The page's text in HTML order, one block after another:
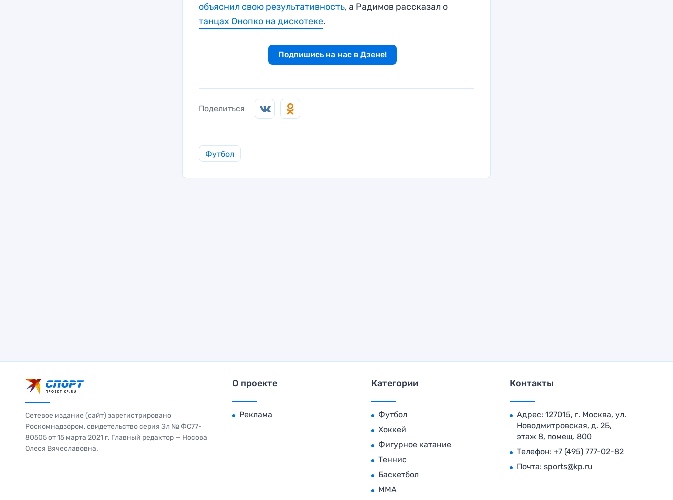
объяснил свою результативность, а Радимов рассказал о
танцах Онопко на дискотеке.
Подпишись на нас в Дзене!
Поделиться
Футбол
Сетевое издание (сайт) зарегистрировано
Роскомнадзором, свидетельство серия Эл № ФС77-
80505 от 15 марта 2021 г. Главный редактор — Носова
Олеся Вячеславовна.
О проекте
Реклама
Категории
Футбол
Хоккей
Фигурное катание
Теннис
Баскетбол
MMA
Контакты
Адрес: 127015, г. Москва, ул.
Новодмитровская, д. 2Б,
этаж 8, помещ. 800
Телефон: +7 (495) 777-02-82
Почта: sports@kp.ru